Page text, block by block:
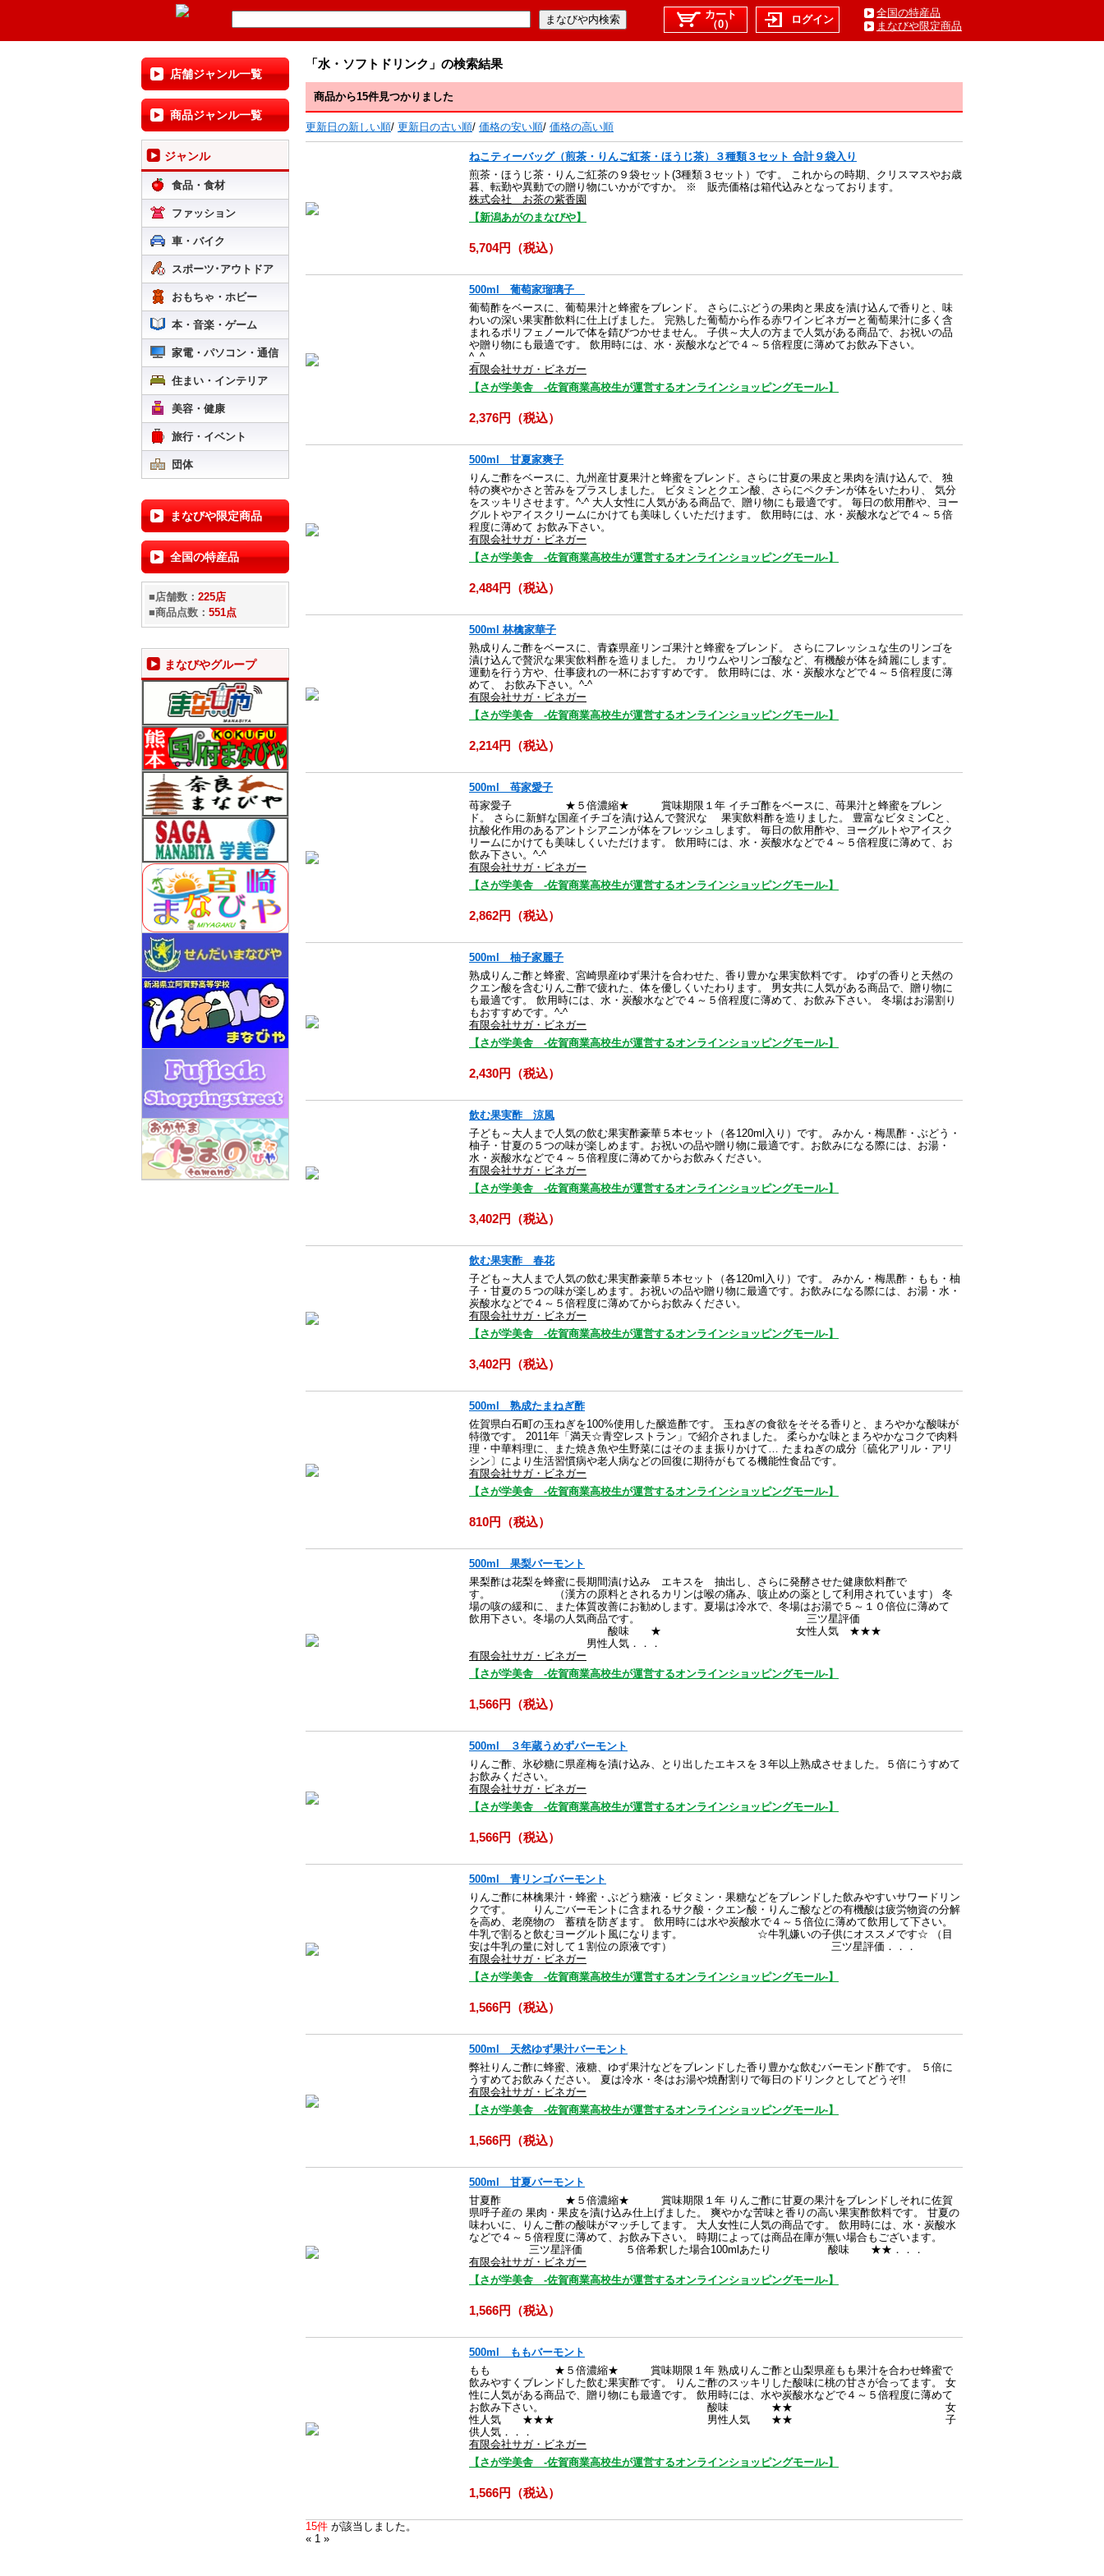
カート
（0）
ログイン
全国の特産品
まなびや限定商品
店舗ジャンル一覧
商品ジャンル一覧
ジャンル
食品・食材
ファッション
車・バイク
スポーツ･アウトドア
おもちゃ・ホビー
本・音楽・ゲーム
家電・パソコン・通信
住まい・インテリア
美容・健康
旅行・イベント
団体
まなびや限定商品
全国の特産品
■店舗数： 225店
■商品点数： 551点
まなびやグループ
「水・ソフトドリンク」の検索結果
商品から15件見つかりました
更新日の新しい順/ 更新日の古い順/ 価格の安い順/ 価格の高い順
ねこティーバッグ（煎茶・りんご紅茶・ほうじ茶）３種類３セット 合計９袋入り
煎茶・ほうじ茶・りんご紅茶の９袋セット(3種類３セット）です。 これからの時期、クリスマスやお歳
暮、転勤や異動での贈り物にいかがですか。 ※ 販売価格は箱代込みとなっております。
株式会社 お茶の紫香園
【新潟あがのまなびや】
5,704円（税込）
500ml 葡萄家瑠璃子
葡萄酢をベースに、葡萄果汁と蜂蜜をブレンド。 さらにぶどうの果肉と果皮を漬け込んで香りと、味
わいの深い果実酢飲料に仕上げました。 完熟した葡萄から作る赤ワインビネガーと葡萄果汁に多く含
まれるポリフェノールで体を錆びつかせません。 子供～大人の方まで人気がある商品で、お祝いの品
や贈り物にも最適です。 飲用時には、水・炭酸水などで４～５倍程度に薄めてお飲み下さい。
^_^
有限会社サガ・ビネガー
【さが学美舎 -佐賀商業高校生が運営するオンラインショッピングモール-】
2,376円（税込）
500ml 甘夏家爽子
りんご酢をベースに、九州産甘夏果汁と蜂蜜をブレンド。さらに甘夏の果皮と果肉を漬け込んで、 独
特の爽やかさと苦みをプラスしました。 ビタミンとクエン酸、さらにペクチンが体をいたわり、 気分
をスッキリさせます。^-^ 大人女性に人気がある商品で、贈り物にも最適です。 毎日の飲用酢や、ヨー
グルトやアイスクリームにかけても美味しくいただけます。 飲用時には、水・炭酸水などで４～５倍
程度に薄めて お飲み下さい。
有限会社サガ・ビネガー
【さが学美舎 -佐賀商業高校生が運営するオンラインショッピングモール-】
2,484円（税込）
500ml 林檎家華子
熟成りんご酢をベースに、青森県産リンゴ果汁と蜂蜜をブレンド。 さらにフレッシュな生のリンゴを
漬け込んで贅沢な果実飲料酢を造りました。 カリウムやリンゴ酸など、有機酸が体を綺麗にします。
運動を行う方や、仕事疲れの一杯におすすめです。 飲用時には、水・炭酸水などで４～５倍程度に薄
めて、 お飲み下さい。^-^
有限会社サガ・ビネガー
【さが学美舎 -佐賀商業高校生が運営するオンラインショッピングモール-】
2,214円（税込）
500ml 苺家愛子
苺家愛子 ★５倍濃縮★ 賞味期限１年 イチゴ酢をベースに、苺果汁と蜂蜜をブレン
ド。 さらに新鮮な国産イチゴを漬け込んで贅沢な 果実飲料酢を造りました。 豊富なビタミンCと、
抗酸化作用のあるアントシアニンが体をフレッシュします。 毎日の飲用酢や、ヨーグルトやアイスク
リームにかけても美味しくいただけます。 飲用時には、水・炭酸水などで４～５倍程度に薄めて、お
飲み下さい。^-^
有限会社サガ・ビネガー
【さが学美舎 -佐賀商業高校生が運営するオンラインショッピングモール-】
2,862円（税込）
500ml 柚子家麗子
熟成りんご酢と蜂蜜、宮崎県産ゆず果汁を合わせた、香り豊かな果実飲料です。 ゆずの香りと天然の
クエン酸を含むりんご酢で疲れた、体を優しくいたわります。 男女共に人気がある商品で、贈り物に
も最適です。 飲用時には、水・炭酸水などで４～５倍程度に薄めて、お飲み下さい。 冬場はお湯割り
もおすすめです。^-^
有限会社サガ・ビネガー
【さが学美舎 -佐賀商業高校生が運営するオンラインショッピングモール-】
2,430円（税込）
飲む果実酢 涼風
子ども～大人まで人気の飲む果実酢豪華５本セット（各120ml入り）です。 みかん・梅黒酢・ぶどう・
柚子・甘夏の５つの味が楽しめます。お祝いの品や贈り物に最適です。お飲みになる際には、お湯・
水・炭酸水などで４～５倍程度に薄めてからお飲みください。
有限会社サガ・ビネガー
【さが学美舎 -佐賀商業高校生が運営するオンラインショッピングモール-】
3,402円（税込）
飲む果実酢 春花
子ども～大人まで人気の飲む果実酢豪華５本セット（各120ml入り）です。 みかん・梅黒酢・もも・柚
子・甘夏の５つの味が楽しめます。お祝いの品や贈り物に最適です。お飲みになる際には、お湯・水・
炭酸水などで４～５倍程度に薄めてからお飲みください。
有限会社サガ・ビネガー
【さが学美舎 -佐賀商業高校生が運営するオンラインショッピングモール-】
3,402円（税込）
500ml 熟成たまねぎ酢
佐賀県白石町の玉ねぎを100%使用した醸造酢です。 玉ねぎの食欲をそそる香りと、まろやかな酸味が
特徴です。 2011年「満天☆青空レストラン」で紹介されました。 柔らかな味とまろやかなコクで肉料
理・中華料理に、また焼き魚や生野菜にはそのまま振りかけて… たまねぎの成分〔硫化アリル・アリ
シン〕により生活習慣病や老人病などの回復に期待がもてる機能性食品です。
有限会社サガ・ビネガー
【さが学美舎 -佐賀商業高校生が運営するオンラインショッピングモール-】
810円（税込）
500ml 果梨バーモント
果梨酢は花梨を蜂蜜に長期間漬け込み エキスを 抽出し、さらに発酵させた健康飲料酢で
す。 （漢方の原料とされるカリンは喉の痛み、咳止めの薬として利用されています） 冬
場の咳の緩和に、また体質改善にお勧めします。夏場は冷水で、冬場はお湯で５～１０倍位に薄めて
飲用下さい。冬場の人気商品です。 三ツ星評価
酸味 ★ 女性人気 ★★★
男性人気．．．
有限会社サガ・ビネガー
【さが学美舎 -佐賀商業高校生が運営するオンラインショッピングモール-】
1,566円（税込）
500ml ３年蔵うめずバーモント
りんご酢、氷砂糖に県産梅を漬け込み、とり出したエキスを３年以上熟成させました。５倍にうすめて
お飲みください。
有限会社サガ・ビネガー
【さが学美舎 -佐賀商業高校生が運営するオンラインショッピングモール-】
1,566円（税込）
500ml 青リンゴバーモント
りんご酢に林檎果汁・蜂蜜・ぶどう糖液・ビタミン・果糖などをブレンドした飲みやすいサワードリン
クです。 りんごバーモントに含まれるサク酸・クエン酸・りんご酸などの有機酸は疲労物資の分解
を高め、老廃物の 蓄積を防ぎます。 飲用時には水や炭酸水で４～５倍位に薄めて飲用して下さい。
牛乳で割ると飲むヨーグルト風になります。 ☆牛乳嫌いの子供にオススメです☆ （目
安は牛乳の量に対して１割位の原液です） 三ツ星評価．．．
有限会社サガ・ビネガー
【さが学美舎 -佐賀商業高校生が運営するオンラインショッピングモール-】
1,566円（税込）
500ml 天然ゆず果汁バーモント
弊社りんご酢に蜂蜜、液糖、ゆず果汁などをブレンドした香り豊かな飲むバーモンド酢です。 ５倍に
うすめてお飲みください。 夏は冷水・冬はお湯や焼酎割りで毎日のドリンクとしてどうぞ!!
有限会社サガ・ビネガー
【さが学美舎 -佐賀商業高校生が運営するオンラインショッピングモール-】
1,566円（税込）
500ml 甘夏バーモント
甘夏酢 ★５倍濃縮★ 賞味期限１年 りんご酢に甘夏の果汁をブレンドしそれに佐賀
県呼子産の 果肉・果皮を漬け込み仕上げました。 爽やかな苦味と香りの高い果実酢飲料です。 甘夏の
味わいに、りんご酢の酸味がマッチしてます。 大人女性に人気の商品です。 飲用時には、水・炭酸水
などで４～５倍程度に薄めて、お飲み下さい。 時期によっては商品在庫が無い場合もございます。
三ツ星評価 ５倍希釈した場合100mlあたり 酸味 ★★．．．
有限会社サガ・ビネガー
【さが学美舎 -佐賀商業高校生が運営するオンラインショッピングモール-】
1,566円（税込）
500ml ももバーモント
もも ★５倍濃縮★ 賞味期限１年 熟成りんご酢と山梨県産もも果汁を合わせ蜂蜜で
飲みやすくブレンドした飲む果実酢です。 りんご酢のスッキリした酸味に桃の甘さが合ってます。 女
性に人気がある商品で、贈り物にも最適です。 飲用時には、水や炭酸水などで４～５倍程度に薄めて
お飲み下さい。 酸味 ★★ 女
性人気 ★★★ 男性人気 ★★ 子
供人気．．．
有限会社サガ・ビネガー
【さが学美舎 -佐賀商業高校生が運営するオンラインショッピングモール-】
1,566円（税込）
15件 が該当しました。
« 1 »